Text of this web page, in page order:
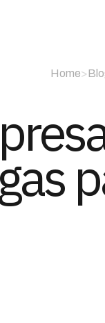
Home>